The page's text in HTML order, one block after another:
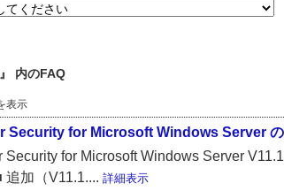
内のFAQ
表示
Security for Microsoft Windows Server の
Security for Microsoft Windows Server
追加（V11.1.... 詳細表示